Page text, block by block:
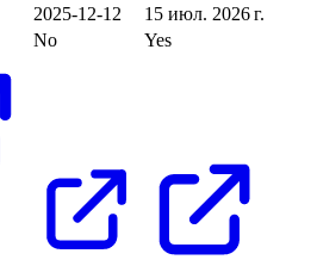
2025-12-12
15 июл. 2026 г.
No Yes